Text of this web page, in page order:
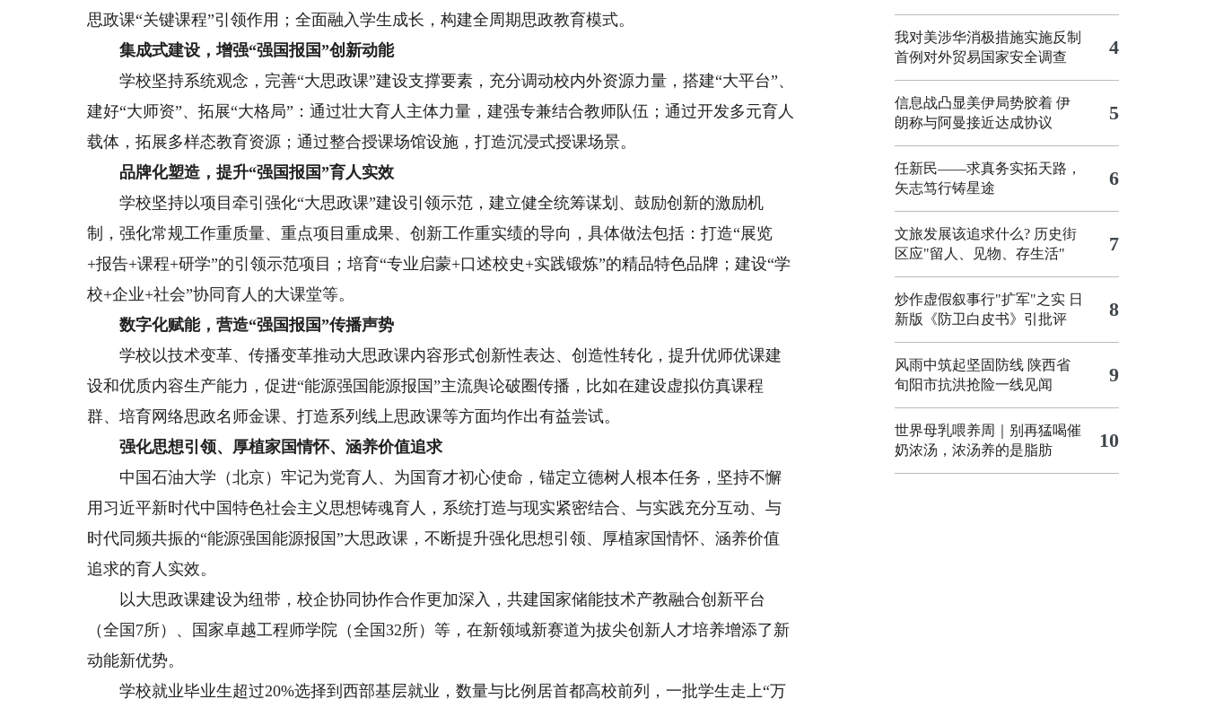
思政课“关键课程”引领作用；全面融入学生成长，构建全周期思政教育模式。
集成式建设，增强“强国报国”创新动能
学校坚持系统观念，完善“大思政课”建设支撑要素，充分调动校内外资源力量，搭建“大平台”、
建好“大师资”、拓展“大格局”：通过壮大育人主体力量，建强专兼结合教师队伍；通过开发多元育人
载体，拓展多样态教育资源；通过整合授课场馆设施，打造沉浸式授课场景。
品牌化塑造，提升“强国报国”育人实效
学校坚持以项目牵引强化“大思政课”建设引领示范，建立健全统筹谋划、鼓励创新的激励机
制，强化常规工作重质量、重点项目重成果、创新工作重实绩的导向，具体做法包括：打造“展览
+报告+课程+研学”的引领示范项目；培育“专业启蒙+口述校史+实践锻炼”的精品特色品牌；建设“学
校+企业+社会”协同育人的大课堂等。
数字化赋能，营造“强国报国”传播声势
学校以技术变革、传播变革推动大思政课内容形式创新性表达、创造性转化，提升优师优课建
设和优质内容生产能力，促进“能源强国能源报国”主流舆论破圈传播，比如在建设虚拟仿真课程
群、培育网络思政名师金课、打造系列线上思政课等方面均作出有益尝试。
强化思想引领、厚植家国情怀、涵养价值追求
中国石油大学（北京）牢记为党育人、为国育才初心使命，锚定立德树人根本任务，坚持不懈
用习近平新时代中国特色社会主义思想铸魂育人，系统打造与现实紧密结合、与实践充分互动、与
时代同频共振的“能源强国能源报国”大思政课，不断提升强化思想引领、厚植家国情怀、涵养价值
追求的育人实效。
以大思政课建设为纽带，校企协同协作合作更加深入，共建国家储能技术产教融合创新平台
（全国7所）、国家卓越工程师学院（全国32所）等，在新领域新赛道为拔尖创新人才培养增添了新
动能新优势。
学校就业毕业生超过20%选择到西部基层就业，数量与比例居首都高校前列，一批学生走上“万
我对美涉华消极措施实施反制
首例对外贸易国家安全调查
4
信息战凸显美伊局势胶着 伊
朗称与阿曼接近达成协议
5
任新民——求真务实拓天路，
矢志笃行铸星途
6
文旅发展该追求什么? 历史街
区应"留人、见物、存生活"
7
炒作虚假叙事行"扩军"之实 日
新版《防卫白皮书》引批评
8
风雨中筑起坚固防线 陕西省
旬阳市抗洪抢险一线见闻
9
世界母乳喂养周｜别再猛喝催
奶浓汤，浓汤养的是脂肪
10